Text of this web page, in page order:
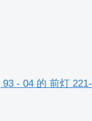
- 04 的 前灯 221-